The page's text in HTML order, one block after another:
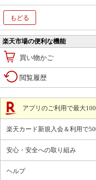
もどる
楽天市場の便利な機能
買い物かご
閲覧履歴
アプリのご利用で最大
楽天カード新規入会＆利用で
安心・安全への取り組み
ヘルプ